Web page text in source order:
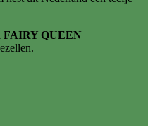
FAIRY QUEEN